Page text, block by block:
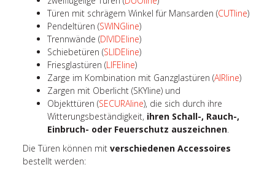
Türen mit schrägem Winkel für Mansarden (CUTline)
Pendeltüren (SWINGline)
Trennwände (DIVIDEline)
Schiebetüren (SLIDEline)
Friesglastüren (LIFEline)
Zarge im Kombination mit Ganzglastüren (AIRline)
Zargen mit Oberlicht (SKYline) und
Objekttüren (SECURAline), die sich durch ihre
Witterungsbeständigkeit, ihren Schall-, Rauch-,
Einbruch- oder Feuerschutz auszeichnen.
Die Türen können mitverschiedenen Accessoires
bestellt werden: